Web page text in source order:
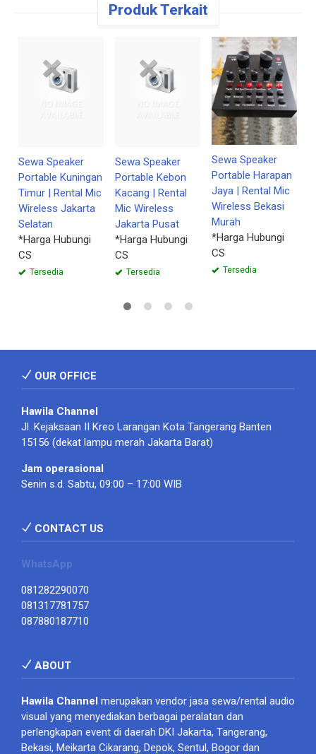
Produk Terkait
Sewa Speaker
Portable Kuningan
Timur | Rental Mic
Wireless Jakarta
Selatan
*Harga Hubungi
CS
Tersedia
Sewa Speaker
Portable Kebon
Kacang | Rental
Mic Wireless
Jakarta Pusat
*Harga Hubungi
CS
Tersedia
Sewa Speaker
Portable Harapan
Jaya | Rental Mic
Wireless Bekasi
Murah
*Harga Hubungi
CS
Tersedia
OUR OFFICE
Hawila Channel
Jl. Kejaksaan II Kreo Larangan Kota Tangerang Banten
15156 (dekat lampu merah Jakarta Barat)
Jam operasional
Senin s.d. Sabtu, 09:00 – 17:00 WIB
CONTACT US
WhatsApp
081282290070
081317781757
087880187710
ABOUT
Hawila Channel merupakan vendor jasa sewa/rental audio
visual yang menyediakan berbagai peralatan dan
perlengkapan event di daerah DKI Jakarta, Tangerang,
Bekasi, Meikarta Cikarang, Depok, Sentul, Bogor dan